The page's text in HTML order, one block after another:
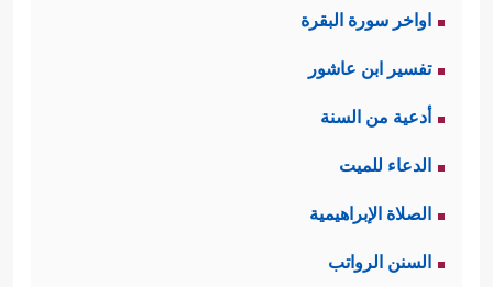
اواخر سورة البقرة
تفسير ابن عاشور
أدعية من السنة
الدعاء للميت
الصلاة الإبراهيمية
السنن الرواتب